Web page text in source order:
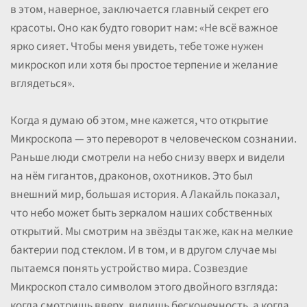
в этом, наверное, заключается главный секрет его
красоты. Оно как будто говорит нам: «Не всё важное
ярко сияет. Чтобы меня увидеть, тебе тоже нужен
микроскоп или хотя бы простое терпение и желание
вглядеться».
Когда я думаю об этом, мне кажется, что открытие
Микроскопа — это переворот в человеческом сознании.
Раньше люди смотрели на небо снизу вверх и видели
на нём гигантов, драконов, охотников. Это был
внешний мир, большая история. А Лакайль показал,
что небо может быть зеркалом наших собственных
открытий. Мы смотрим на звёзды так же, как на мелкие
бактерии под стеклом. И в том, и в другом случае мы
пытаемся понять устройство мира. Созвездие
Микроскоп стало символом этого двойного взгляда: